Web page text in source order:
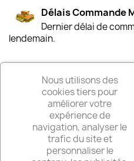
Délais Commande
Dernier délai de
lendemain.
PRODUITS
NOTRE SOCIÉTÉ
VOTRE COMPTE
Nous utilisons des
cookies tiers pour
améliorer votre
expérience de
navigation, analyser le
trafic du site et
personnaliser le